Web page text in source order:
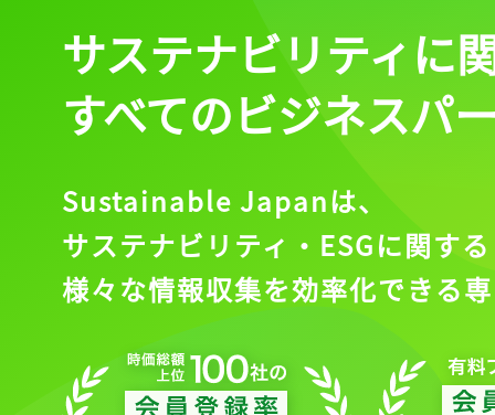
ログイン
サステナビリティに
すべてのビジネスパ
Sustainable Japanは、
サステナビリティ・ESGに関する
様々な情報収集を効率化できる